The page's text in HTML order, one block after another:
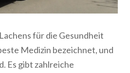
für die Gesundheit
Medizin bezeichnet, und
Es gibt zahlreiche